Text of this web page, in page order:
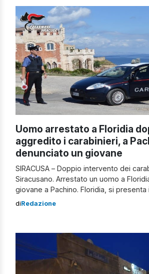
Uomo arrestato a Floridia
aggredito i carabinieri, a
denunciato un giovane
SIRACUSA – Doppio intervento dei
Siracusano. Arrestato un uomo a
giovane a Pachino. Floridia, si presenta
aggredisce i carabinieri I carabinieri
presentato […]
diRedazione